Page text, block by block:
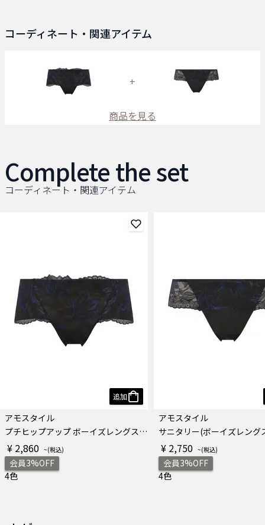
コーディネート・関連アイテム
+
商品を見る
Complete the set
コーディネート・関連アイテム
追加
アモスタイル
プチヒップアップ ボーイズレングス リリー・ブリーズ
¥ 2,860
会員3%OFF
4色
アモスタイル
¥ 2,750
会員3%OFF
4色